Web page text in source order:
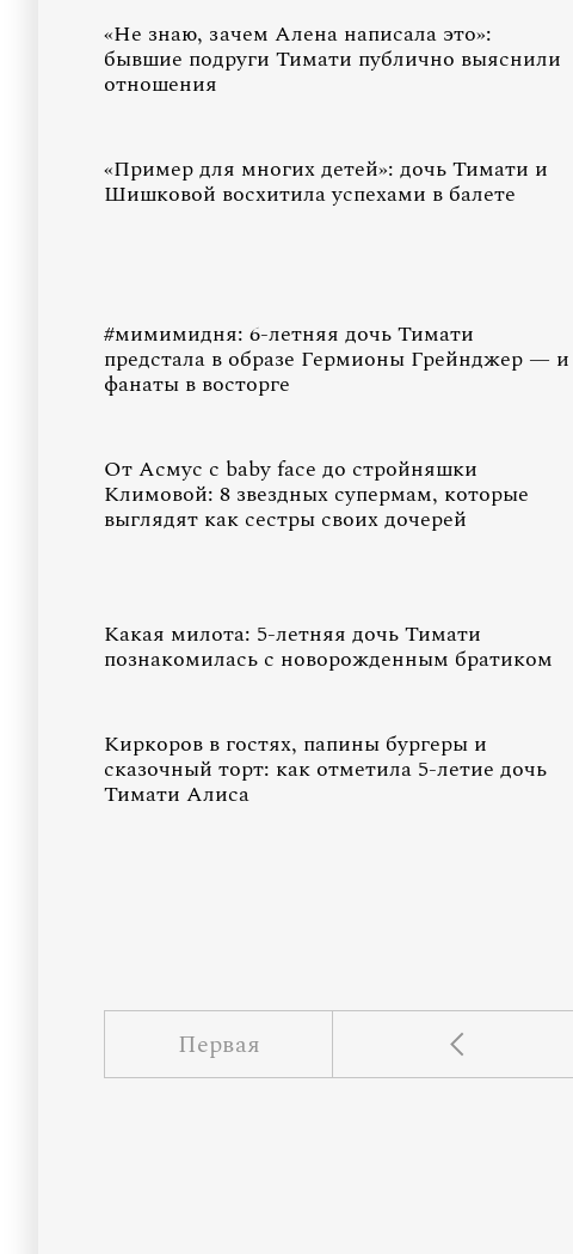
«Не знаю, зачем Алена написала это»:
бывшие подруги Тимати публично выяснили
отношения
«Пример для многих детей»: дочь Тимати и
Шишковой восхитила успехами в балете
#мимимидня: 6-летняя дочь Тимати
предстала в образе Гермионы Грейнджер — и
фанаты в восторге
От Асмус с baby face до стройняшки
Климовой: 8 звездных супермам, которые
выглядят как сестры своих дочерей
Какая милота: 5-летняя дочь Тимати
познакомилась с новорожденным братиком
Киркоров в гостях, папины бургеры и
сказочный торт: как отметила 5-летие дочь
Тимати Алиса
Первая